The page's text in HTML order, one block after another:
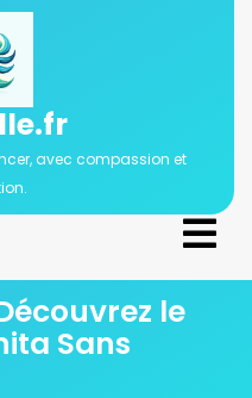
avec compassion et
le
Sans